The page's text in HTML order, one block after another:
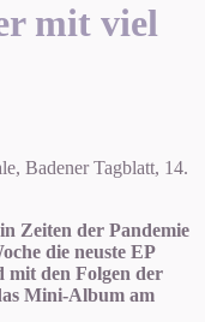
mit viel
Badener Tagblatt, 14.
Zeiten der Pandemie
die neuste EP
mit den Folgen der
Mini-Album am